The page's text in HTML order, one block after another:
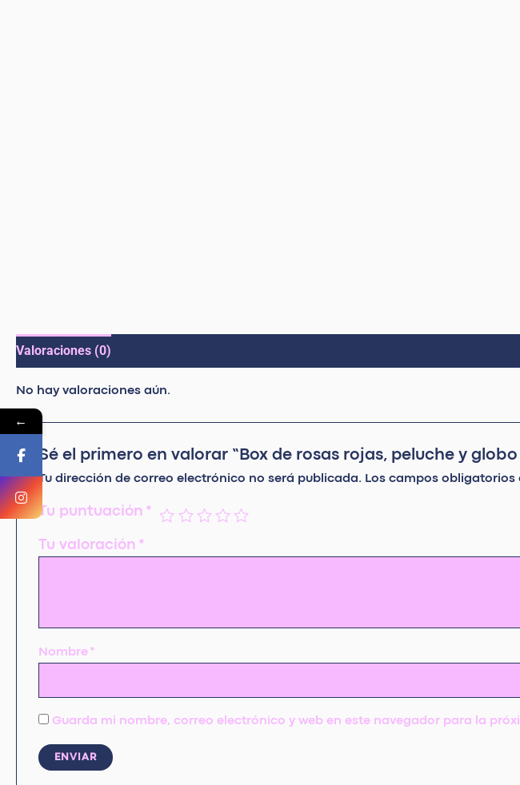
Valoraciones (0)
No hay valoraciones aún.
Sé el primero en valorar “Box de rosas rojas, peluche y globo
Tu dirección de correo electrónico no será publicada. Los campos
Tu puntuación *
Tu valoración *
Nombre *
Guarda mi nombre, correo electrónico y web en este navegador para la
←